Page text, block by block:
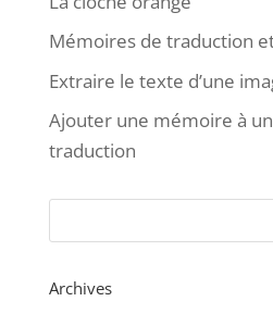
Mémoires de traduction
Extraire le texte d’une
Ajouter une mémoire à
traduction
Archives